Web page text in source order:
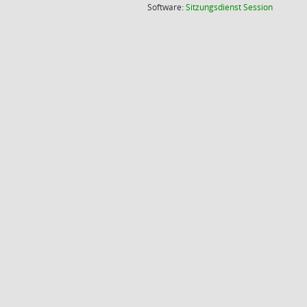
Software:SitzungsdienstSession(Wird in